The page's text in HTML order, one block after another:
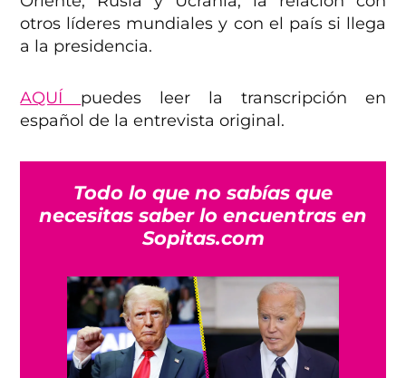
otros líderes mundiales y con el país si llega
a la presidencia.
AQUÍ puedes leer la transcripción en
español de la entrevista original.
Todo lo que no sabías que
necesitas saber lo encuentras en
Sopitas.com